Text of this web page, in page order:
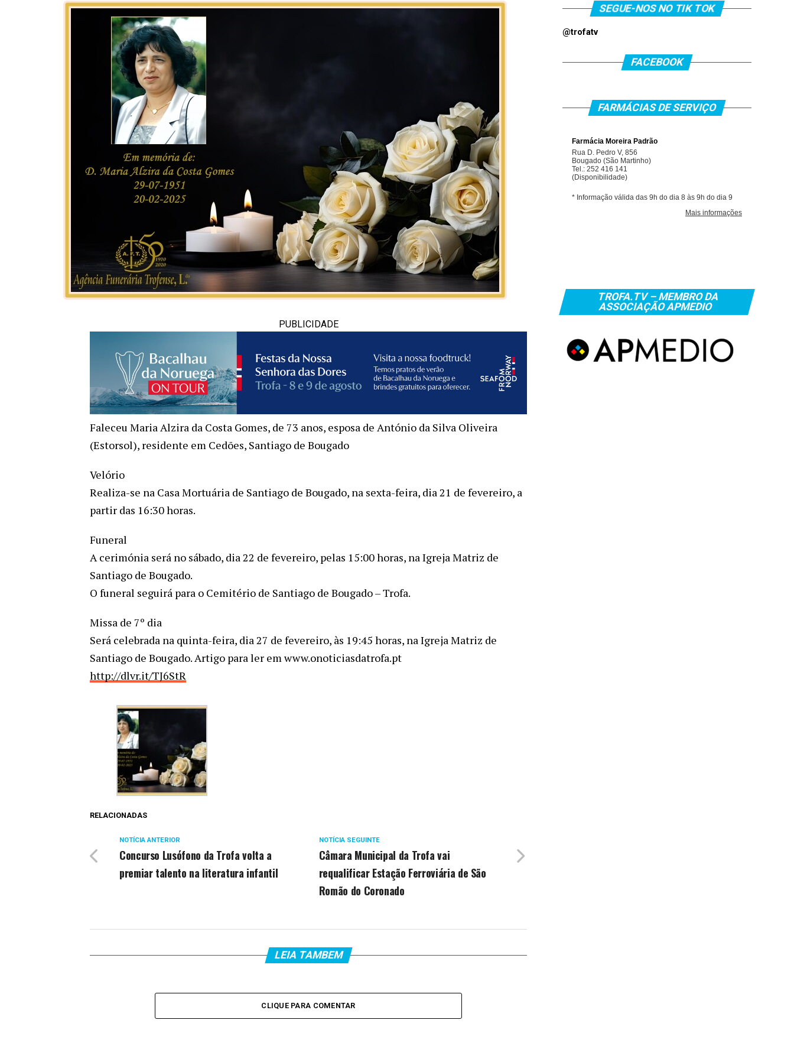
PUBLICIDADE
Faleceu Maria Alzira da Costa Gomes, de 73 anos, esposa de António da Silva Oliveira
(Estorsol), residente em Cedões, Santiago de Bougado
Velório
Realiza-se na Casa Mortuária de Santiago de Bougado, na sexta-feira, dia 21 de fevereiro, a
partir das 16:30 horas.
Funeral
A cerimónia será no sábado, dia 22 de fevereiro, pelas 15:00 horas, na Igreja Matriz de
Santiago de Bougado.
O funeral seguirá para o Cemitério de Santiago de Bougado – Trofa.
Missa de 7º dia
Será celebrada na quinta-feira, dia 27 de fevereiro, às 19:45 horas, na Igreja Matriz de
Santiago de Bougado. Artigo para ler em www.onoticiasdatrofa.pt
http://dlvr.it/TJ6StR
RELACIONADAS
NOTÍCIA SEGUINTE
Câmara Municipal da Trofa vai
requalificar Estação Ferroviária de São
Romão do Coronado
NOTÍCIA ANTERIOR
Concurso Lusófono da Trofa volta a
premiar talento na literatura infantil
LEIA TAMBEM
CLIQUE PARA COMENTAR
SEGUE-NOS NO TIK TOK
@trofatv
FACEBOOK
FARMÁCIAS DE SERVIÇO
TROFA.TV – MEMBRO DA
ASSOCIAÇÃO APMEDIO